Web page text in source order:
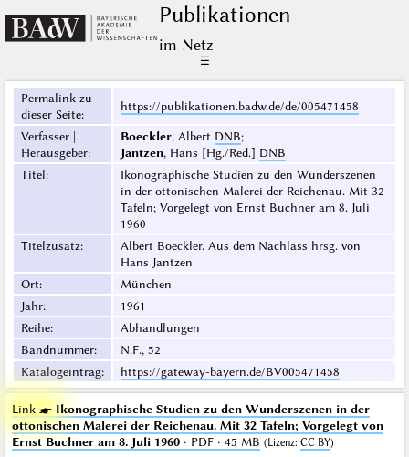
Publikationen
im Netz
☰
Permalink zu
dieser Seite:
https://publikationen.badw.de/de/005471458
Verfasser |
Herausgeber:
Boeckler, Albert DNB;
Jantzen, Hans [Hg./Red.] DNB
Titel:
Ikonographische Studien zu den Wunderszenen
in der ottonischen Malerei der Reichenau. Mit 32
Tafeln; Vorgelegt von Ernst Buchner am 8. Juli
1960
Titelzusatz:
Albert Boeckler. Aus dem Nachlass hrsg. von
Hans Jantzen
Ort:
München
Jahr:
1961
Reihe:
Abhandlungen
Bandnummer:
N.F., 52
Katalogeintrag: https://gateway-bayern.de/BV005471458
Link ☛ Ikonographische Studien zu den Wunderszenen in der
ottonischen Malerei der Reichenau. Mit 32 Tafeln; Vorgelegt von
Ernst Buchner am 8. Juli 1960· PDF · 45 MB (Lizenz: CC BY)